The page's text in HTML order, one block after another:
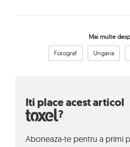
Mai multe
Fotograf Ungaria
Iti place acest articol
?
Aboneaza-te pentru a primi